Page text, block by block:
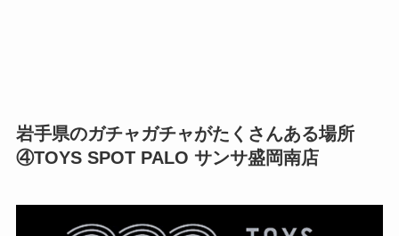
岩手県のガチャガチャがたくさんある場所
④TOYS SPOT PALO サンサ盛岡南店